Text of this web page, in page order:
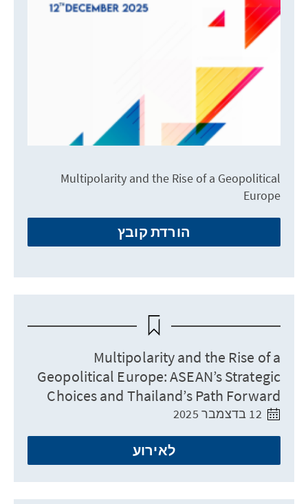
Multipolarity and the Rise of a Geopolitical
Europe
הורדת קובץ
Multipolarity and the Rise of a
Geopolitical Europe: ASEAN’s Strategic
Choices and Thailand’s Path Forward
לאירוע